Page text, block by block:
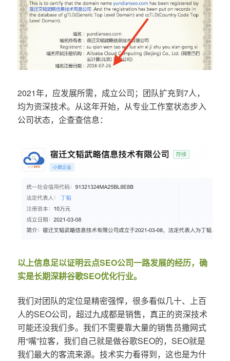
2021年，应发展所需，成立公司；团队扩充到7人，
均为资深技术。从这年开始，从专业工作室状态步入
公司状态，企查查信息：
以上信息足以证明云点SEO公司一路发展的经历，确
实是长期深耕谷歌SEO优化行业。
我们对团队的定位是精密强悍，很多看似几十、上百
人的SEO公司，超过九成都是销售，真正的资深技术
可能还没我们多。我们不需要靠大量的销售员撒网式
用“嘴”拉客，我们自己就是做谷歌SEO的，SEO就是
我们最大的客流来源。技术实力看得到，这也是为什